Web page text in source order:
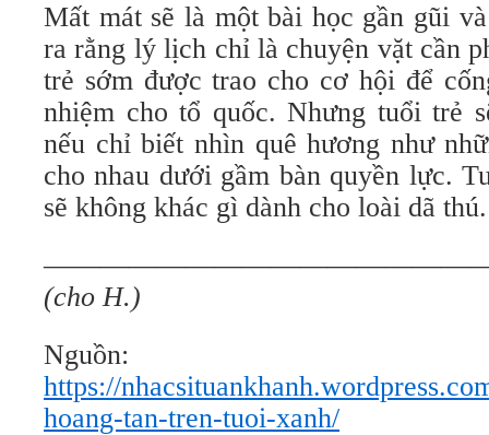
Mất mát sẽ là một bài học gần gũi
ra rằng lý lịch chỉ là chuyện vặt cần
trẻ sớm được trao cho cơ hội để
nhiệm cho tổ quốc. Nhưng tuổi trẻ
nếu chỉ biết nhìn quê hương như
cho nhau dưới gầm bàn quyền lực.
sẽ không khác gì dành cho loài dã thú.
(cho H.)
Nguồn:
https://
hoang-tan-tren-tuoi-xanh/